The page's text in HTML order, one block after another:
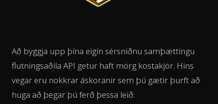
Að byggja upp þína eigin sérsniðnu samþættingu
flutningsaðila API getur haft mörg kostakjör. Hins
vegar eru nokkrar áskoranir sem þú gætir þurft að
huga að þegar þú ferð þessa leið: